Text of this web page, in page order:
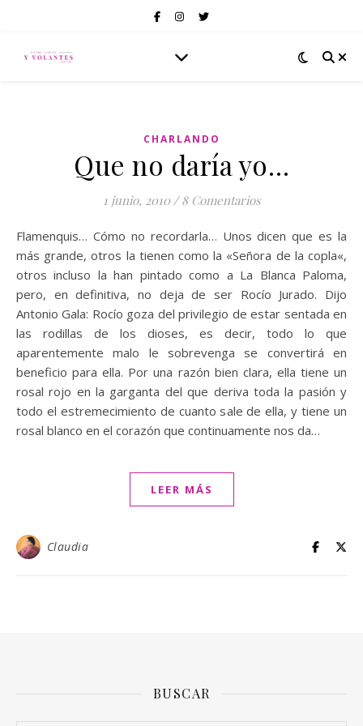
CHARLANDO
Que no daría yo…
1 junio, 2010 / 8 Comentarios
Flamenquis… Cómo no recordarla… Unos dicen que es la
más grande, otros la tienen como la «Señora de la copla«,
otros incluso la han pintado como a La Blanca Paloma,
pero, en definitiva, no deja de ser Rocío Jurado. Dijo
Antonio Gala: Rocío goza del privilegio de estar sentada en
las rodillas de los dioses, es decir, todo lo que
aparentemente malo le sobrevenga se convertirá en
beneficio para ella. Por una razón bien clara, ella tiene un
rosal rojo en la garganta del que deriva toda la pasión y
todo el estremecimiento de cuanto sale de ella, y tiene un
rosal blanco en el corazón que continuamente nos da…
LEER MÁS
Claudia
BUSCAR